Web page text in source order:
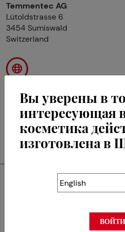
Temmentec AG
Lütoldstrasse 6
3454 Sumiswald
Switzerland
RETOUR
Swisscos
Вы уверены в
интересующая
косметика
изготовлена в
ВОЙТИ